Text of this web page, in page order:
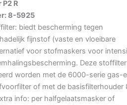
R
8-5925
biedt bescherming tegen
fijnstof (vaste en vloeibare
voor stofmaskers voor
Deze
worden met de 6000-serie gas-
of met de basisfilterhouder
info: per halfgelaatsmasker of